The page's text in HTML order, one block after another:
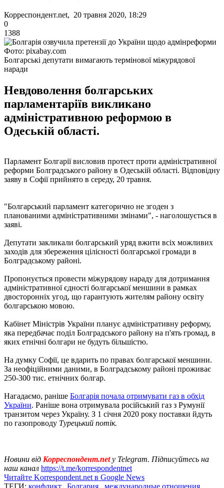
Корреспондент.net, 20 травня 2020, 18:29
0
1388
Фото: pixabay.com
Болгарські депутати вимагають термінової міжурядової
наради
Невдоволення болгарських
парламентаріїв викликано
адміністративною реформою в
Одеській області.
Парламент Болгарії висловив протест проти адміністративної
реформи Болградського району в Одеській області. Відповідну
заяву в Софії прийнято в середу, 20 травня.
"Болгарський парламент категорично не згоден з
планованими адміністративними змінами", - наголошується в
заяві.
Депутати закликали болгарський уряд вжити всіх можливих
заходів для збереження цілісності болгарської громади в
Болградському районі.
Пропонується провести міжурядову нараду для дотримання
адміністративної єдності болгарської меншини в рамках
двосторонніх угод, що гарантують жителям району освіту
болгарською мовою.
Кабінет Міністрів України планує адміністративну реформу,
яка передбачає поділ Болградського району на п'ять громад, в
яких етнічні болгари не будуть більшістю.
На думку Софії, це вдарить по правах болгарської меншини.
За неофіційними даними, в Болградському районі проживає
250-300 тис. етнічних болгар.
Нагадаємо, раніше Болгарія почала отримувати газ в обхід
України. Раніше вона отримувала російський газ з Румунії
транзитом через Україну. З 1 січня 2020 року поставки йдуть
по газопроводу Турецький потік.
Новини від Корреспондент.net у Telegram. Підписуйтесь на
наш канал https://t.me/korrespondentnet
Читайте Korrespondent.net в Google News
ТЕГИ: конфликт, Болгария международные отношения